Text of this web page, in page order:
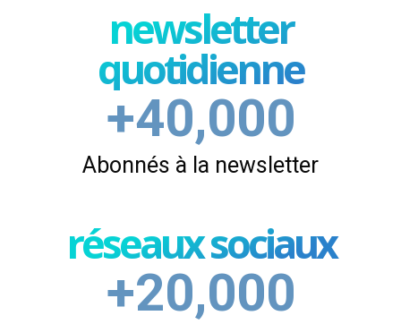
newsletter
quotidienne
+40,000
Abonnés à la newsletter
réseaux sociaux
+20,000